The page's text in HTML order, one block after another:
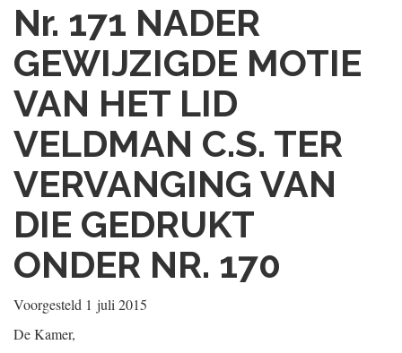
Nr. 171 NADER
GEWIJZIGDE MOTIE
VAN HET LID
VELDMAN C.S. TER
VERVANGING VAN
DIE GEDRUKT
ONDER NR. 170
Voorgesteld 1 juli 2015
De Kamer,